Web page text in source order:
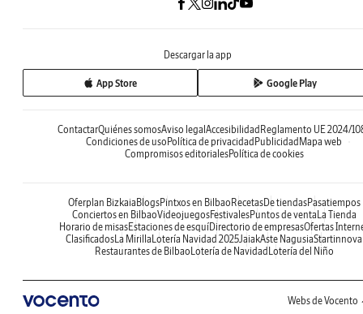
Descargar la app
App Store Google Play
ContactarQuiénes somosAviso legal Accesibilidad Reglamento UE 2024/
Condiciones de uso Política de privacidad Publicidad Mapa web
Compromisos editorialesPolítica de cookies
Oferplan Bizkaia BlogsPintxos en Bilbao RecetasDe tiendasPasatiempos
Conciertos en BilbaoVideojuegosFestivalesPuntos de venta La Tienda
Horario de misasEstaciones de esquíDirectorio de empresasOfertas
ClasificadosLa Mirilla Lotería Navidad 2025JaiakAste NagusiaStartinnova
Restaurantes de Bilbao Lotería de Navidad Lotería del Niño
Webs de Vocento